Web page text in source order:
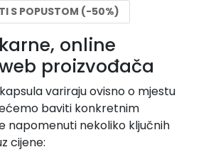
S POPUSTOM (-50%)
online
proizvođača
variraju ovisno o mjestu
baviti konkretnim
napomenuti nekoliko ključnih
cijene: